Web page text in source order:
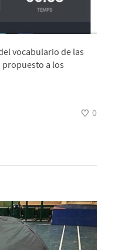
vocabulario de las
propuesto a los
0